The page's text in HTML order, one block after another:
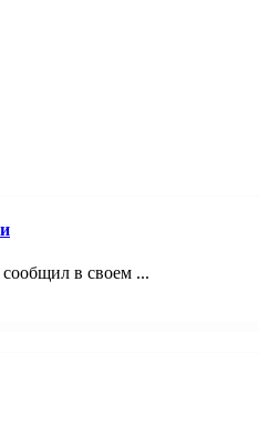
сообщил в своем ...